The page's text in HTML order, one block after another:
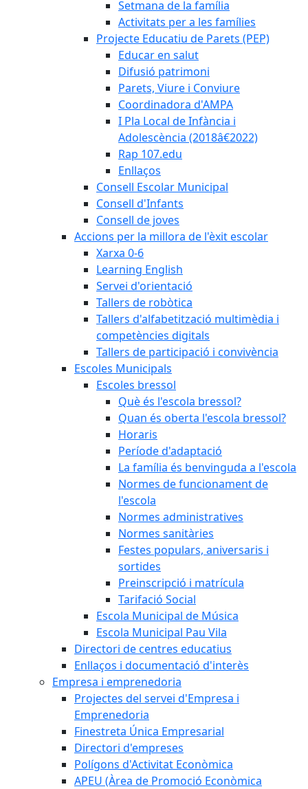
Setmana de la família
Activitats per a les famílies
Projecte Educatiu de Parets (PEP)
Educar en salut
Difusió patrimoni
Parets, Viure i Conviure
Coordinadora d'AMPA
I Pla Local de Infància i
Adolescència (2018â€2022)
Rap 107.edu
Enllaços
Consell Escolar Municipal
Consell d'Infants
Consell de joves
Accions per la millora de l'èxit escolar
Xarxa 0-6
Learning English
Servei d'orientació
Tallers de robòtica
Tallers d'alfabetització multimèdia i
competències digitals
Tallers de participació i convivència
Escoles Municipals
Escoles bressol
Què és l'escola bressol?
Quan és oberta l'escola bressol?
Horaris
Període d'adaptació
La família és benvinguda a l'escola
Normes de funcionament de
l'escola
Normes administratives
Normes sanitàries
Festes populars, aniversaris i
sortides
Preinscripció i matrícula
Tarifació Social
Escola Municipal de Música
Escola Municipal Pau Vila
Directori de centres educatius
Enllaços i documentació d'interès
Empresa i emprenedoria
Projectes del servei d'Empresa i
Emprenedoria
Finestreta Única Empresarial
Directori d'empreses
Polígons d'Activitat Econòmica
APEU (Àrea de Promoció Econòmica